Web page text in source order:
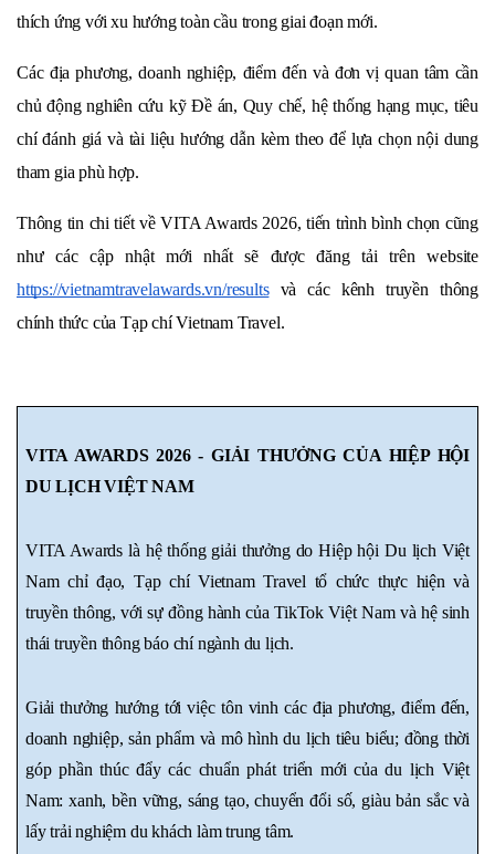
thích ứng với xu hướng toàn cầu trong giai đoạn mới.
Các địa phương, doanh nghiệp, điểm đến và đơn vị quan tâm cần
chủ động nghiên cứu kỹ Đề án, Quy chế, hệ thống hạng mục, tiêu
chí đánh giá và tài liệu hướng dẫn kèm theo để lựa chọn nội dung
tham gia phù hợp.
Thông tin chi tiết về VITA Awards 2026, tiến trình bình chọn cũng
https://vietnamtravelawards.vn/results và các kênh truyền thông
chính thức của Tạp chí Vietnam Travel.
VITA AWARDS 2026 - GIẢI THƯỞNG CỦA HIỆP HỘI
DU LỊCH VIỆT NAM
VITA Awards là hệ thống giải thưởng do Hiệp hội Du lịch Việt
Nam chỉ đạo, Tạp chí Vietnam Travel tổ chức thực hiện và
truyền thông, với sự đồng hành của TikTok Việt Nam và hệ sinh
thái truyền thông báo chí ngành du lịch.
Giải thưởng hướng tới việc tôn vinh các địa phương, điểm đến,
doanh nghiệp, sản phẩm và mô hình du lịch tiêu biểu; đồng thời
góp phần thúc đẩy các chuẩn phát triển mới của du lịch Việt
Nam: xanh, bền vững, sáng tạo, chuyển đổi số, giàu bản sắc và
lấy trải nghiệm du khách làm trung tâm.